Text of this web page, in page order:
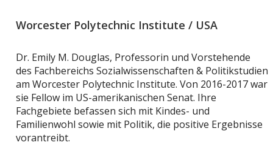
Worcester Polytechnic Institute / USA
Dr. Emily M. Douglas, Professorin und Vorstehende
des Fachbereichs Sozialwissenschaften & Politikstudien
am Worcester Polytechnic Institute. Von 2016-2017 war
sie Fellow im US-amerikanischen Senat. Ihre
Fachgebiete befassen sich mit Kindes- und
Familienwohl sowie mit Politik, die positive Ergebnisse
vorantreibt.